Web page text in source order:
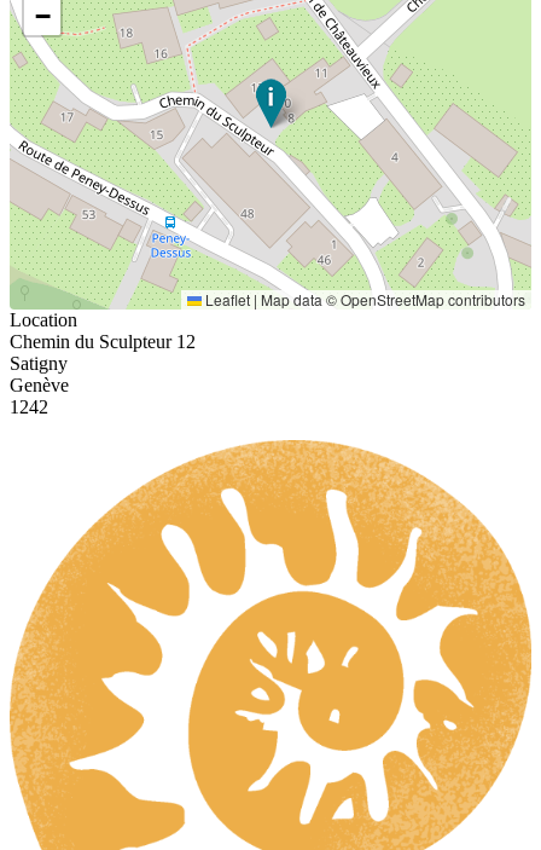
−
Leaflet | Map data ©OpenStreetMapcontributors
Location
Chemin du Sculpteur 12
Satigny
Genève
1242